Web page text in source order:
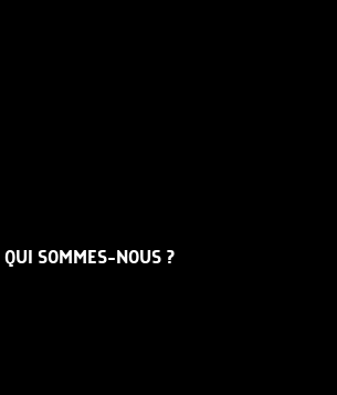
QUI SOMMES-NOUS ?